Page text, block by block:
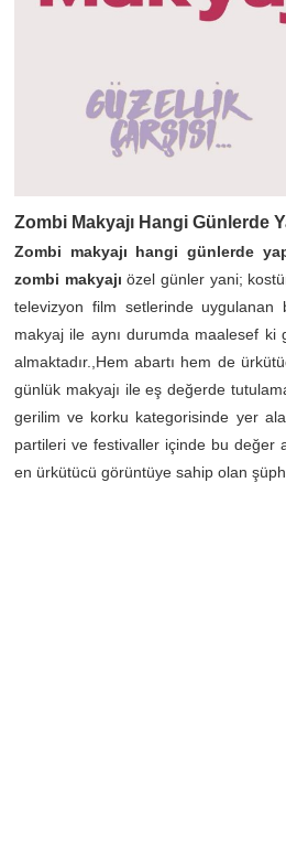
Zombi Makyajı Hangi Günlerde
Zombi makyajı hangi günlerde
zombi makyajı özel günler yani;
televizyon film setlerinde uygulanan
makyaj ile aynı durumda maalesef
almaktadır.,Hem abartı hem de
günlük makyajı ile eş değerde
gerilim ve korku kategorisinde yer
partileri ve festivaller içinde bu değer
en ürkütücü görüntüye sahip olan